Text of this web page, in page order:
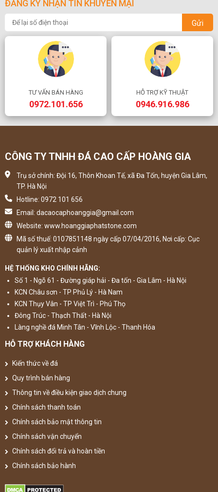
ĐĂNG KÝ NHẬN TIN KHUYẾN MẠI
Gửi
TƯ VẤN BÁN HÀNG
0972.101.656
HỖ TRỢ KỸ THUẬT
0946.916.986
CÔNG TY TNHH ĐÁ CAO CẤP HOÀNG GIA
Trụ sở chính: Đội 16, Thôn Khoan Tế, xã Đa Tốn, huyện Gia Lâm,
TP. Hà Nội
Hotline: 0972 101 656
Email: dacaocaphoanggia@gmail.com
Website: www.hoanggiaphatstone.com
Mã số thuế: 0107851148 ngày cấp 07/04/2016, Nơi cấp: Cục
quản lý xuất nhập cảnh
HỆ THỐNG KHO CHÍNH HÃNG:
Số 1 - Ngõ 61 - Đường giáp hải - Đa tốn - Gia Lâm - Hà Nội
KCN Châu sơn - TP Phủ Lý - Hà Nam
KCN Thụy Vân - TP Việt Trì - Phú Thọ
Đông Trúc - Thạch Thất - Hà Nội
Làng nghề đá Minh Tân - Vĩnh Lộc - Thanh Hóa
HỖ TRỢ KHÁCH HÀNG
Kiến thức về đá
Quy trình bán hàng
Thông tin về điều kiện giao dịch chung
Chính sách thanh toán
Chính sách bảo mật thông tin
Chính sách vận chuyển
Chính sách đổi trả và hoàn tiền
Chính sách bảo hành